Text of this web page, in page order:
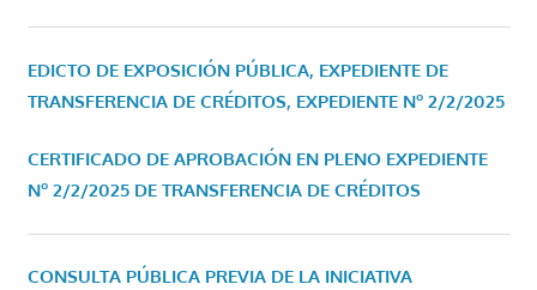
EDICTO DE EXPOSICIÓN PÚBLICA, EXPEDIENTE DE
TRANSFERENCIA DE CRÉDITOS, EXPEDIENTE Nº 2/2/2025
CERTIFICADO DE APROBACIÓN EN PLENO EXPEDIENTE
Nº 2/2/2025 DE TRANSFERENCIA DE CRÉDITOS
CONSULTA PÚBLICA PREVIA DE LA INICIATIVA